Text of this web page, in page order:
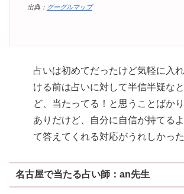
出典： グーグルマップ
占いは初めてだったけど気軽に入
ける前は占いに対して半信半疑な
ど、当たってる！と思うことばか
ありだけど、自分に自信が持てる
て答えてくれる対応がうれしかった
名古屋で当たる占い師：an先生